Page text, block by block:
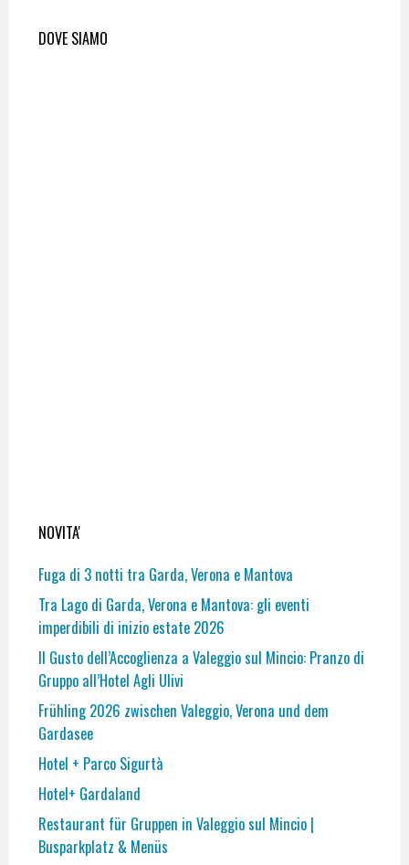
DOVE SIAMO
NOVITA'
Fuga di 3 notti tra Garda, Verona e Mantova
Tra Lago di Garda, Verona e Mantova: gli eventi
imperdibili di inizio estate 2026
Il Gusto dell’Accoglienza a Valeggio sul Mincio: Pranzo di
Gruppo all’Hotel Agli Ulivi
Frühling 2026 zwischen Valeggio, Verona und dem
Gardasee
Hotel + Parco Sigurtà
Hotel+ Gardaland
Restaurant für Gruppen in Valeggio sul Mincio |
Busparkplatz & Menüs